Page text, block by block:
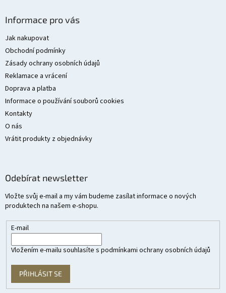
Informace pro vás
Jak nakupovat
Obchodní podmínky
Zásady ochrany osobních údajů
Reklamace a vrácení
Doprava a platba
Informace o používání souborů cookies
Kontakty
O nás
Vrátit produkty z objednávky
Odebírat newsletter
Vložte svůj e-mail a my vám budeme zasílat informace o nových
produktech na našem e-shopu.
E-mail
Vložením e-mailu souhlasíte s podmínkami ochrany osobních údajů
PŘIHLÁSIT SE